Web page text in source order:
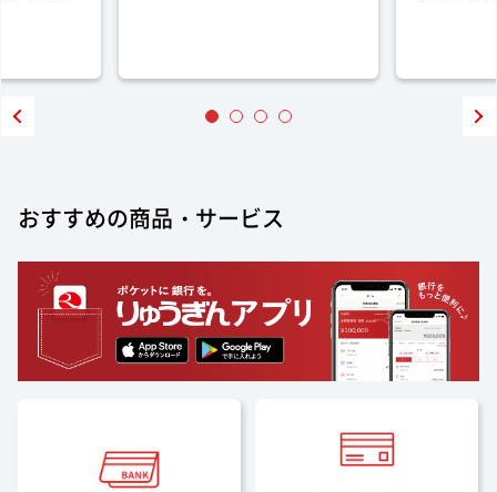
おすすめの商品・サービス